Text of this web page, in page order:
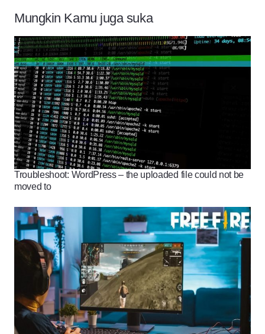
Mungkin Kamu juga suka
Troubleshoot: WordPress – the uploaded file could not be
moved to